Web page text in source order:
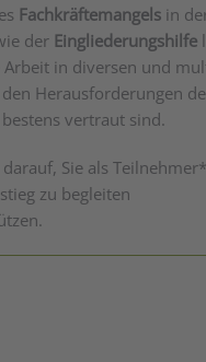
Fachkräftemangels in
der Eingliederungshilfe
in diversen und
Herausforderungen
vertraut sind.
Sie als
zu begleiten